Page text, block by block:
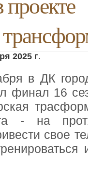
2025 г.
в ДК
финал 16
- на
свое